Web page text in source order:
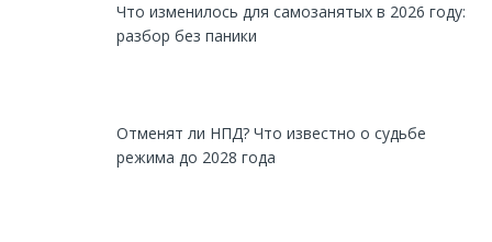
Что изменилось для самозанятых в 2026 году:
разбор без паники
Отменят ли НПД? Что известно о судьбе
режима до 2028 года